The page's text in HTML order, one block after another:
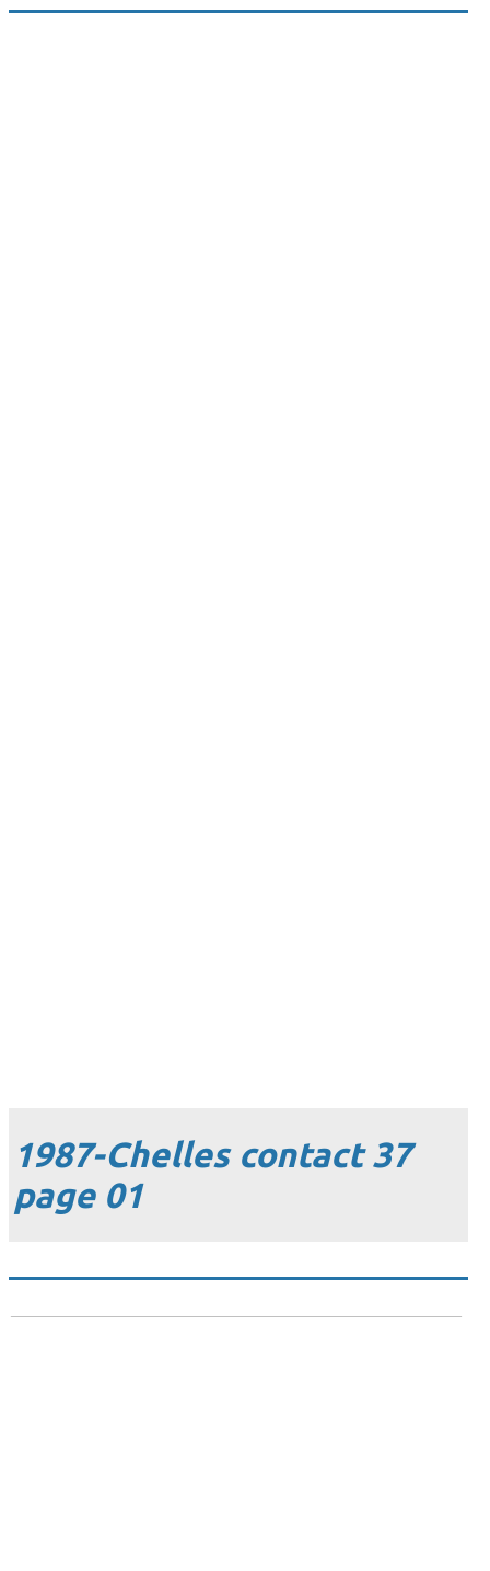
1987-Chelles contact 37
page 01